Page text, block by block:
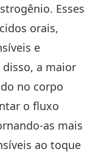
Esses
orais,
e
a maior
no corpo
o fluxo
as mais
ao toque